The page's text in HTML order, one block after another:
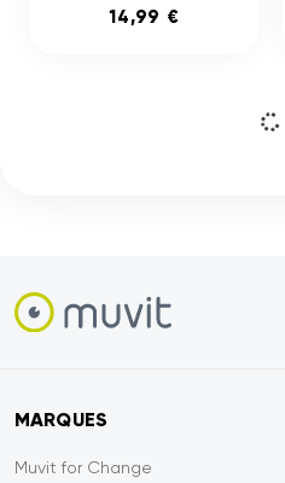
14,99 €
MARQUES
Muvit for Change